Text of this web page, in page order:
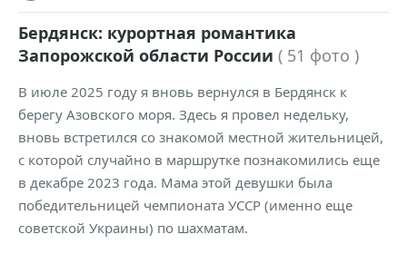
Бердянск: курортная романтика
Запорожской области России ( 51 фото )
В июле 2025 году я вновь вернулся в Бердянск к
берегу Азовского моря. Здесь я провел недельку,
вновь встретился со знакомой местной жительницей,
с которой случайно в маршрутке познакомились еще
в декабре 2023 года. Мама этой девушки была
победительницей чемпионата УССР (именно еще
советской Украины) по шахматам.